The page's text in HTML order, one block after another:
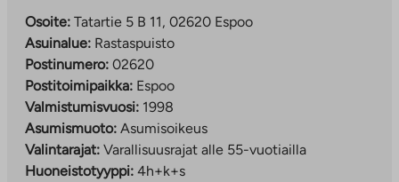
Osoite: Tatartie 5 B 11, 02620 Espoo
Asuinalue: Rastaspuisto
Postinumero: 02620
Postitoimipaikka: Espoo
Valmistumisvuosi: 1998
Asumismuoto: Asumisoikeus
Valintarajat: Varallisuusrajat alle 55-vuotiailla
Huoneistotyyppi: 4h+k+s